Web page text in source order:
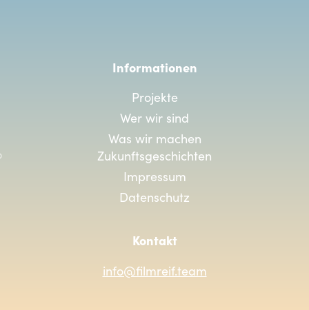
Informationen
Projekte
Wer wir sind
Was wir machen
Zukunftsgeschichten
Impressum
Datenschutz
Kontakt
info@filmreif.team